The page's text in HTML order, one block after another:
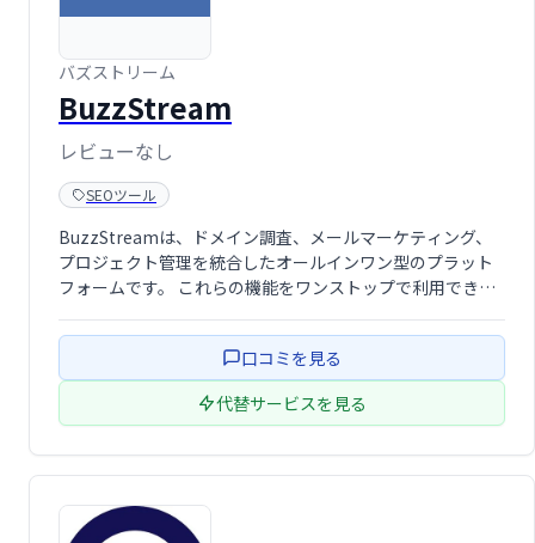
バズストリーム
BuzzStream
レビューなし
SEOツール
BuzzStreamは、ドメイン調査、メールマーケティング、
プロジェクト管理を統合したオールインワン型のプラット
フォームです。 これらの機能をワンストップで利用でき、
ンツマーケティング戦略を構築し、成果を最大化したい企
口コミを見る
代替サービスを見る